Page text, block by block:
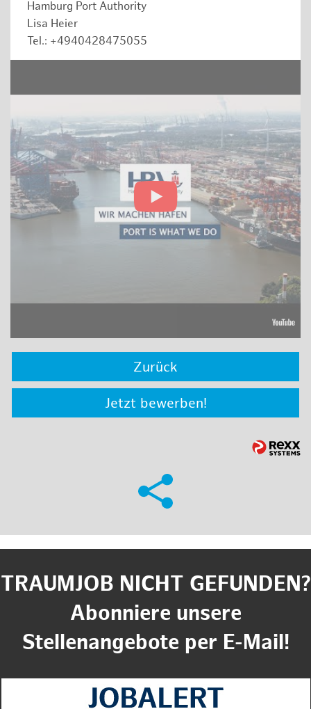
Hamburg Port Authority
Lisa Heier
Tel.: +4940428475055
Zurück
Jetzt bewerben!
TRAUMJOB NICHT GEFUNDEN?
Abonniere unsere
Stellenangebote per E-Mail!